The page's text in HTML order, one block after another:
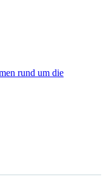
rund um die